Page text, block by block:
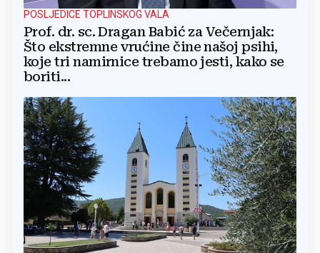
POSLJEDICE TOPLINSKOG VALA
Prof. dr. sc. Dragan Babić za Večernjak:
Što ekstremne vrućine čine našoj psihi,
koje tri namirnice trebamo jesti, kako se
boriti...